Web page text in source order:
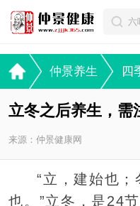
仲景养生 四
立冬之后养生，需
来源：仲景健康网
“立，建始也
也。”立冬，是24